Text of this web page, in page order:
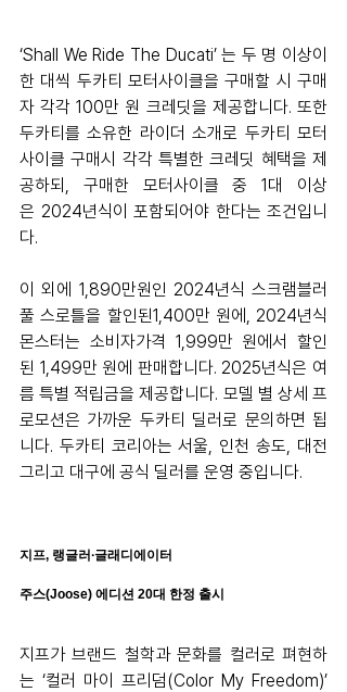
‘Shall We Ride The Ducati’ 는 두 명 이상이
한 대씩 두카티 모터사이클을 구매할 시 구매
자 각각 100만 원 크레딧을 제공합니다. 또한
두카티를 소유한 라이더 소개로 두카티 모터
사이클 구매시 각각 특별한 크레딧 혜택을 제
공하되, 구매한 모터사이클 중 1대 이상
은 2024년식이 포함되어야 한다는 조건입니
다.
이 외에 1,890만원인 2024년식 스크램블러
풀 스로틀을 할인된1,400만 원에, 2024년식
몬스터는 소비자가격 1,999만 원에서 할인
된 1,499만 원에 판매합니다. 2025년식은 여
름 특별 적립금을 제공합니다. 모델 별 상세 프
로모션은 가까운 두카티 딜러로 문의하면 됩
니다. 두카티 코리아는 서울, 인천 송도, 대전
그리고 대구에 공식 딜러를 운영 중입니다.
지프, 랭글러∙글래디에이터
주스(Joose) 에디션 20대 한정 출시
지프가 브랜드 철학과 문화를 컬러로 펴현하
는 ‘컬러 마이 프리덤(Color My Freedom)’